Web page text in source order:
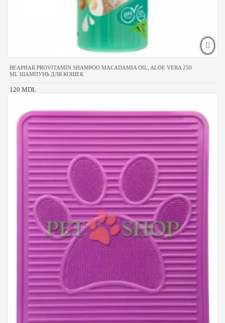
BEAPHAR PROVITAMIN SHAMPOO MACADAMIA OIL, ALOE VERA 250
ML ШАМПУНЬ ДЛЯ КОШЕК
120 MDL